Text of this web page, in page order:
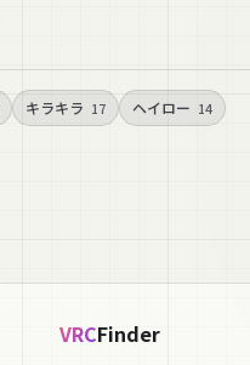
キラキラ 17 ヘイロー 14
VRCFinder